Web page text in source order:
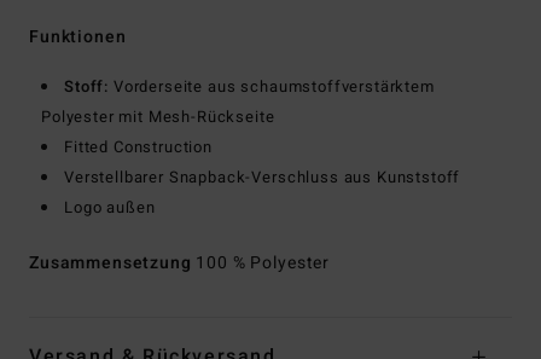
Funktionen
Stoff: Vorderseite aus schaumstoffverstärktem
Polyester mit Mesh-Rückseite
Fitted Construction
Verstellbarer Snapback-Verschluss aus Kunststoff
Logo außen
Zusammensetzung 100 % Polyester